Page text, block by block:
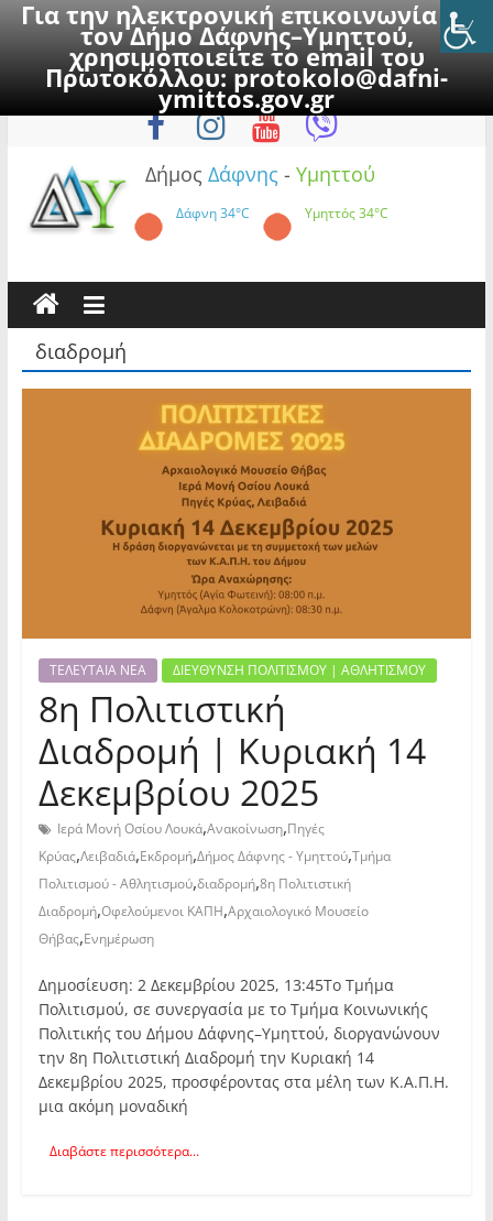
Για την ηλεκτρονική επικοινωνία με
τον Δήμο Δάφνης–Υμηττού,
χρησιμοποιείτε το email του
Πρωτοκόλλου:protokolo@dafni-
ymittos.gov.gr
to
Σάββατο, 8 Αυγούστου 2026
Δήμος Δάφνης - Υμηττού
Δάφνη34°C Υμηττός34°C
διαδρομή
ΤΕΛΕΥΤΑΙΑ ΝΕΑ ΔΙΕΥΘΥΝΣΗ ΠΟΛΙΤΙΣΜΟΥ | ΑΘΛΗΤΙΣΜΟΥ
8η Πολιτιστική
Διαδρομή | Κυριακή 14
Δεκεμβρίου 2025
Ιερά Μονή Οσίου Λουκά,Ανακοίνωση,Πηγές
Κρύας,Λειβαδιά,Εκδρομή,Δήμος Δάφνης - Υμηττού,Τμήμα
Πολιτισμού - Αθλητισμού,διαδρομή,8η Πολιτιστική
Διαδρομή,Οφελούμενοι ΚΑΠΗ,Αρχαιολογικό Μουσείο
Θήβας,Ενημέρωση
Δημοσίευση: 2 Δεκεμβρίου 2025, 13:45Το Τμήμα
Πολιτισμού, σε συνεργασία με το Τμήμα Κοινωνικής
Πολιτικής του Δήμου Δάφνης–Υμηττού, διοργανώνουν
την 8η Πολιτιστική Διαδρομή την Κυριακή 14
Δεκεμβρίου 2025, προσφέροντας στα μέλη των Κ.Α.Π.Η.
μια ακόμη μοναδική
Διαβάστε περισσότερα...